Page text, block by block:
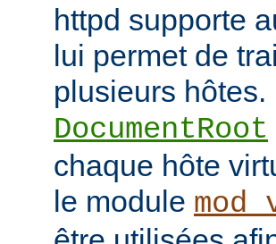
httpd supporte
lui permet de
plusieurs
DocumentRoot
chaque hôte
le module